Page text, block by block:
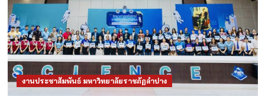
งานประชาสัมพันธ์ มหาวิทยาลัยราชภัฏลำปาง